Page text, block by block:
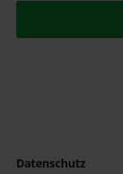
Datenschutz